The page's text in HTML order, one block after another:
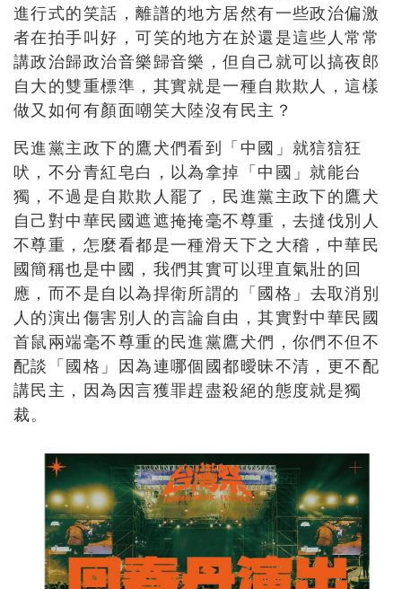
進行式的笑話，離譜的地方居然有一些政治偏激
者在拍手叫好，可笑的地方在於還是這些人常常
講政治歸政治音樂歸音樂，但自己就可以搞夜郎
自大的雙重標準，其實就是一種自欺欺人，這樣
做又如何有顏面嘲笑大陸沒有民主？
民進黨主政下的鷹犬們看到「中國」就狺狺狂
吠，不分青紅皂白， 以為拿掉「中國」就能台
獨，不過是自欺欺人罷了， 民進黨主政下的鷹犬
自己對中華民國遮遮掩掩毫不尊重，去撻伐別人
不尊重，怎麼看都是一種滑天下之大稽， 中華民
國簡稱也是中國，我們其實可以理直氣壯的回
應， 而不是自以為捍衛所謂的「國格」 去取消別
人的演出傷害別人的言論自由，其實對中華民國
首鼠兩端毫不尊重的民進黨鷹犬們，你們不但不
配談「國格」因為連哪個國都曖昧不清，更不配
講民主， 因為因言獲罪趕盡殺絕的態度就是獨
裁。